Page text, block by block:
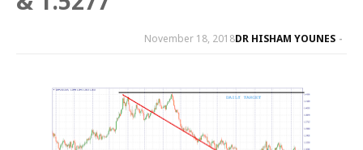
DR HISHAM YOUNES
November 18, 2018